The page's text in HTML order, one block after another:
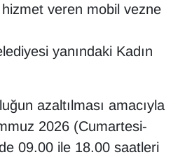
veren mobil vezne
yanındaki Kadın
azaltılması amacıyla
2026 (Cumartesi-
09.00 ile 18.00 saatleri